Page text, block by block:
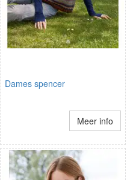
Dames spencer
Meer info